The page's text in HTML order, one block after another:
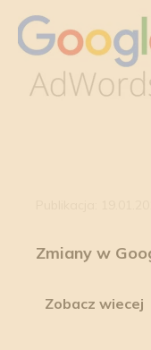
Zmiany w
Zobacz wiecej